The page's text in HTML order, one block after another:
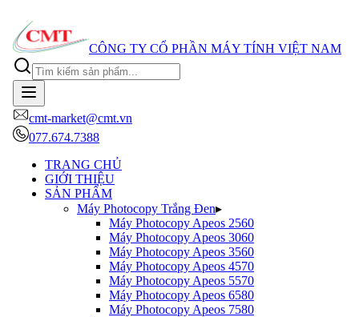
CÔNG TY CỔ PHẦN MÁY TÍNH VIỆT NAM
cmt-market@cmt.vn
077.674.7388
TRANG CHỦ
GIỚI THIỆU
SẢN PHẨM
Máy Photocopy Trắng Đen▸
Máy Photocopy Apeos 2560
Máy Photocopy Apeos 3060
Máy Photocopy Apeos 3560
Máy Photocopy Apeos 4570
Máy Photocopy Apeos 5570
Máy Photocopy Apeos 6580
Máy Photocopy Apeos 7580